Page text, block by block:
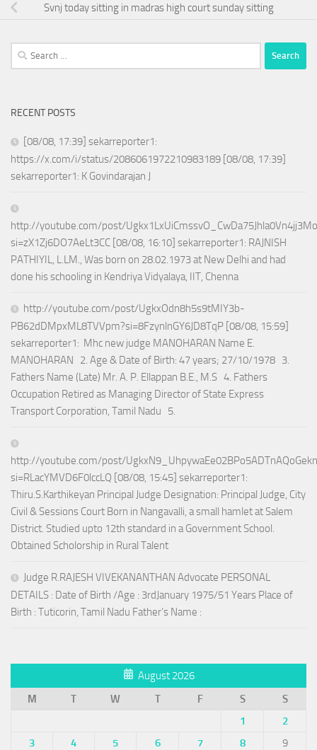
Svnj today sitting in madras high court sunday sitting
Search
for:
RECENT POSTS
[08/08, 17:39] sekarreporter1:
https://x.com/i/status/2086061972210983189 [08/08, 17:39]
sekarreporter1: K Govindarajan J
http://youtube.com/post/
si=zX1Zj6DO7AeLt3CC [08/08, 16:10] sekarreporter1: RAJNISH
PATHIYIL, L.LM., Was born on 28.02.1973 at New Delhi and had
done his schooling in Kendriya Vidyalaya, IIT, Chenna
http://youtube.com/post/UgkxOdn8h5s9tMIY3b-
PB62dDMpxML8TVVpm?si=8FzynlnGY6JD8TqP [08/08, 15:59]
sekarreporter1: Mhc new judge MANOHARAN Name E.
MANOHARAN 2. Age & Date of Birth: 47 years; 27/10/1978 3.
Fathers Name (Late) Mr. A. P. Ellappan B.E., M.S 4. Fathers
Occupation Retired as Managing Director of State Express
Transport Corporation, Tamil Nadu 5.
http://youtube.com/post/
si=RLacYMVD6F0lccLQ [08/08, 15:45] sekarreporter1:
Thiru.S.Karthikeyan Principal Judge Designation: Principal Judge, City
Civil & Sessions Court Born in Nangavalli, a small hamlet at Salem
District. Studied upto 12th standard in a Government School.
Obtained Scholorship in Rural Talent
Judge R.RAJESH VIVEKANANTHAN Advocate PERSONAL
DETAILS : Date of Birth /Age : 3rdJanuary 1975/51 Years Place of
Birth : Tuticorin, Tamil Nadu Father’s Name :
August 2026
M
T W T F S
S
1
2
3
4 5 6 7 8
9